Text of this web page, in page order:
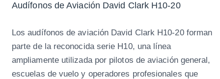
Audífonos de Aviación David Clark H10-20
Los audífonos de aviación David Clark H10-20 forman
parte de la reconocida serie H10, una línea
ampliamente utilizada por pilotos de aviación general,
escuelas de vuelo y operadores profesionales que